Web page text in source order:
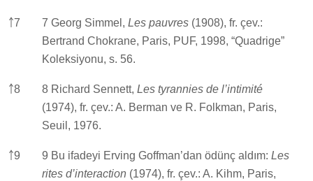
￪7 7 Georg Simmel, Les pauvres (1908), fr. çev.:
Bertrand Chokrane, Paris, PUF, 1998, “Quadrige”
Koleksiyonu, s. 56.
￪8 8 Richard Sennett, Les tyrannies de l’intimité
(1974), fr. çev.: A. Berman ve R. Folkman, Paris,
Seuil, 1976.
￪9 9 Bu ifadeyi Erving Goffman’dan ödünç aldım: Les
rites d’interaction (1974), fr. çev.: A. Kihm, Paris,